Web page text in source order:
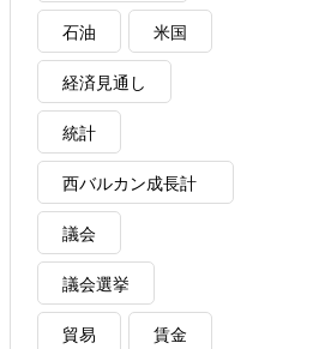
石油 米国
経済見通し
統計
西バルカン成長計
画
議会
議会選挙
貿易 賃金